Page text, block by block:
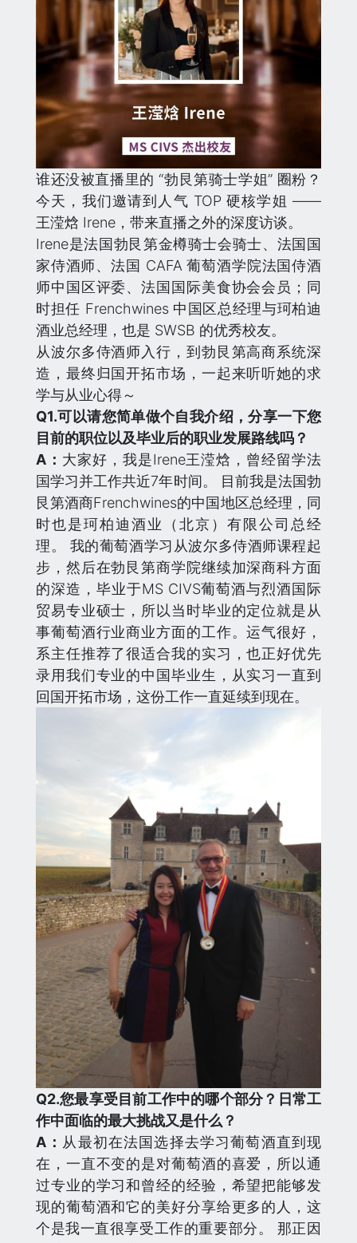
谁还没被直播里的 “勃艮第骑士学姐” 圈粉？
今天，我们邀请到人气 TOP 硬核学姐 ——
王滢焓 Irene，带来直播之外的深度访谈。
Irene是法国勃艮第金樽骑士会骑士、法国国
家侍酒师、法国 CAFA 葡萄酒学院法国侍酒
师中国区评委、法国国际美食协会会员；同
时担任 Frenchwines 中国区总经理与珂柏迪
酒业总经理，也是 SWSB 的优秀校友。
从波尔多侍酒师入行，到勃艮第高商系统深
造，最终归国开拓市场，一起来听听她的求
学与从业心得～
Q1.可以请您简单做个自我介绍，分享一下您
目前的职位以及毕业后的职业发展路线吗？
A： 大家好，我是Irene王滢焓，曾经留学法
国学习并工作共近7年时间。 目前我是法国勃
艮第酒商Frenchwines的中国地区总经理，同
时也是珂柏迪酒业（北京）有限公司总经
理。 我的葡萄酒学习从波尔多侍酒师课程起
步，然后在勃艮第商学院继续加深商科方面
的深造，毕业于MS CIVS葡萄酒与烈酒国际
贸易专业硕士，所以当时毕业的定位就是从
事葡萄酒行业商业方面的工作。运气很好，
系主任推荐了很适合我的实习，也正好优先
录用我们专业的中国毕业生，从实习一直到
回国开拓市场，这份工作一直延续到现在。
Q2.您最享受目前工作中的哪个部分？日常工
作中面临的最大挑战又是什么？
A： 从最初在法国选择去学习葡萄酒直到现
在，一直不变的是对葡萄酒的喜爱，所以通
过专业的学习和曾经的经验，希望把能够发
现的葡萄酒和它的美好分享给更多的人，这
个是我一直很享受工作的重要部分。 那正因